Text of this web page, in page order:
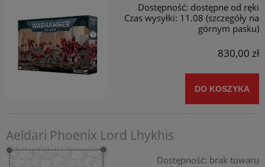
Dostępność: dostępne od ręki
Czas wysyłki: 11.08 (szczegóły na
górnym pasku)
830,00 zł
DO KOSZYKA
Aeldari Phoenix Lord Lhykhis
Dostępność: brak towaru